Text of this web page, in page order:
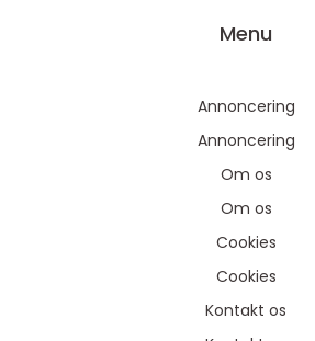
Menu
Annoncering
Annoncering
Om os
Om os
Cookies
Cookies
Kontakt os